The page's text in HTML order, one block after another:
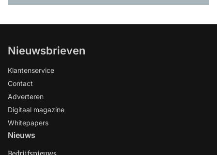
Nieuwsbrieven
Klantenservice
Contact
Adverteren
Digitaal magazine
Whitepapers
Nieuws